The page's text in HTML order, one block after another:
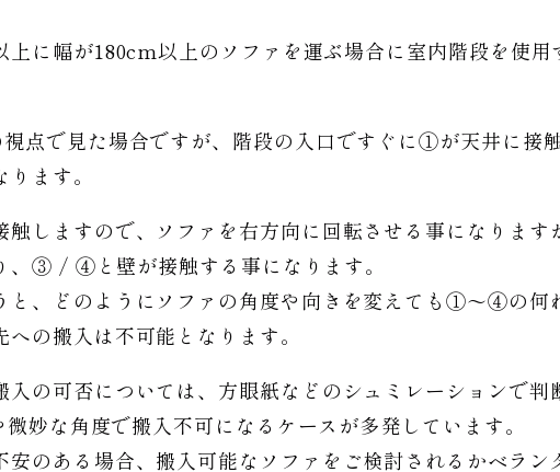
上に幅が180cm以上のソファを運ぶ場合に室内階段を使
点で見た場合ですが、階段の入口ですぐに①が天井に接
ます。
しますので、ソファを右方向に回転させる事になります
、③ / ④と壁が接触する事になります。
と、どのようにソファの角度や向きを変えても①〜④の何
の搬入は不可能となります。
入の可否については、方眼紙などのシュミレーションで
妙な角度で搬入不可になるケースが多発しています。
安のある場合、搬入可能なソファをご検討されるかベラ